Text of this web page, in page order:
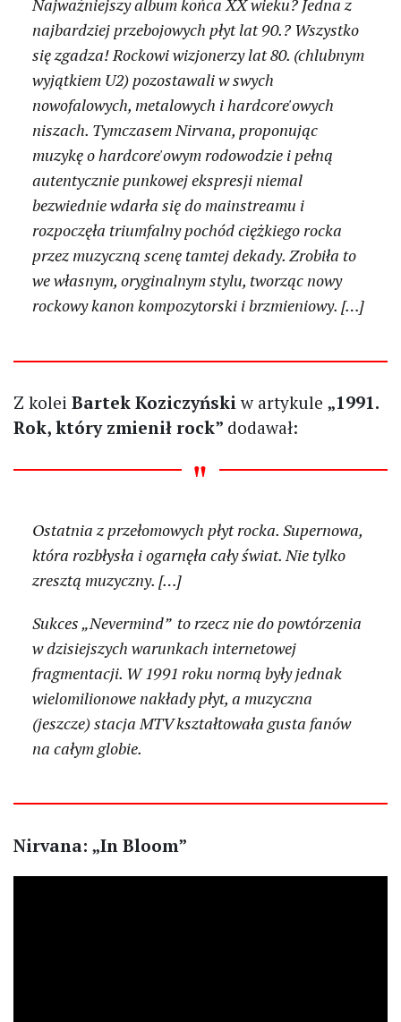
Najważniejszy album końca XX wieku? Jedna z
najbardziej przebojowych płyt lat 90.? Wszystko
się zgadza! Rockowi wizjonerzy lat 80. (chlubnym
wyjątkiem U2) pozostawali w swych
nowofalowych, metalowych i hardcore'owych
niszach. Tymczasem Nirvana, proponując
muzykę o hardcore'owym rodowodzie i pełną
autentycznie punkowej ekspresji niemal
bezwiednie wdarła się do mainstreamu i
rozpoczęła triumfalny pochód ciężkiego rocka
przez muzyczną scenę tamtej dekady. Zrobiła to
we własnym, oryginalnym stylu, tworząc nowy
rockowy kanon kompozytorski i brzmieniowy. […]
Z kolei Bartek Koziczyńskiw artykule „1991.
Rok, który zmienił rock” dodawał:
Ostatnia z przełomowych płyt rocka. Supernowa,
która rozbłysła i ogarnęła cały świat. Nie tylko
zresztą muzyczny. […]
Sukces „Nevermind” to rzecz nie do powtórzenia
w dzisiejszych warunkach internetowej
fragmentacji. W 1991 roku normą były jednak
wielomilionowe nakłady płyt, a muzyczna
(jeszcze) stacja MTV kształtowała gusta fanów
na całym globie.
Nirvana: „In Bloom”